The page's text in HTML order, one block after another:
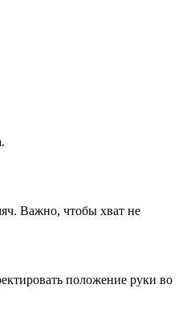
Важно, чтобы хват не
положение руки во